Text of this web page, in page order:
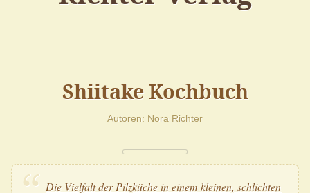
Shiitake Kochbuch
Autoren Nora Richter
Die Vielfalt der Pilzküche in einem kleinen, schlichten